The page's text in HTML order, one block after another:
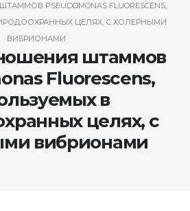
PSEUDOMONAS FLUORESCENS,
ЦЕЛЯХ, С ХОЛЕРНЫМИ
ВИБРИОНАМИ
штаммов
Fluorescens,
в
целях, с
вибрионами